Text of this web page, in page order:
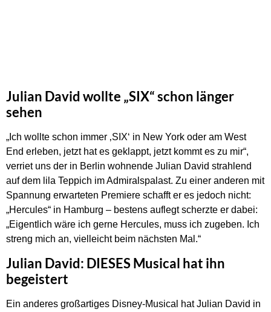
Julian David wollte „SIX“ schon länger
sehen
„Ich wollte schon immer ‚SIX‘ in New York oder am West
End erleben, jetzt hat es geklappt, jetzt kommt es zu mir“,
verriet uns der in Berlin wohnende Julian David strahlend
auf dem lila Teppich im Admiralspalast. Zu einer anderen mit
Spannung erwarteten Premiere schafft er es jedoch nicht:
„Hercules“ in Hamburg – bestens auflegt scherzte er dabei:
„Eigentlich wäre ich gerne Hercules, muss ich zugeben. Ich
streng mich an, vielleicht beim nächsten Mal.“
Julian David: DIESES Musical hat ihn
begeistert
Ein anderes großartiges Disney-Musical hat Julian David in